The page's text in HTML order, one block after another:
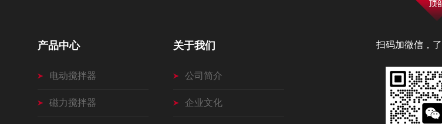
扫码加微信，
产品中心
电动搅拌器
磁力搅拌器
关于我们
公司简介
企业文化